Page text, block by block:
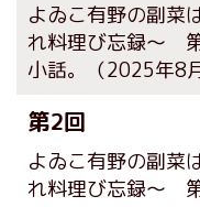
よゐこ有野の副
れ料理び忘録～
小話。
（2025年8
第2回
よゐこ有野の副
れ料理び忘録～